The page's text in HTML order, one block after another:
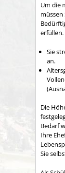
Um die
müssen
erfüllen.
Sie
an.
Die
Bedarf
Ihre
Sie